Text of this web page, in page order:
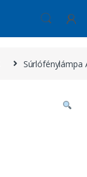
Súrlófénylámpa